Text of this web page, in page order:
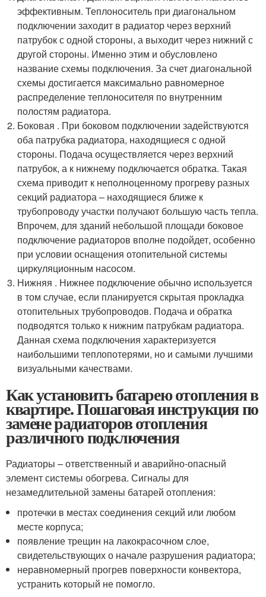
эффективным. Теплоноситель при диагональном
подключении заходит в радиатор через верхний
патрубок с одной стороны, а выходит через нижний с
другой стороны. Именно этим и обусловлено
название схемы подключения. За счет диагональной
схемы достигается максимально равномерное
распределение теплоносителя по внутренним
полостям радиатора.
Боковая . При боковом подключении задействуются
оба патрубка радиатора, находящиеся с одной
стороны. Подача осуществляется через верхний
патрубок, а к нижнему подключается обратка. Такая
схема приводит к неполноценному прогреву разных
секций радиатора – находящиеся ближе к
трубопроводу участки получают большую часть тепла.
Впрочем, для зданий небольшой площади боковое
подключение радиаторов вполне подойдет, особенно
при условии оснащения отопительной системы
циркуляционным насосом.
Нижняя . Нижнее подключение обычно используется
в том случае, если планируется скрытая прокладка
отопительных трубопроводов. Подача и обратка
подводятся только к нижним патрубкам радиатора.
Данная схема подключения характеризуется
наибольшими теплопотерями, но и самыми лучшими
визуальными качествами.
Как установить батарею отопления в
квартире. Пошаговая инструкция по
замене радиаторов отопления
различного подключения
Радиаторы – ответственный и аварийно-опасный
элемент системы обогрева. Сигналы для
незамедлительной замены батарей отопления:
протечки в местах соединения секций или любом
месте корпуса;
появление трещин на лакокрасочном слое,
свидетельствующих о начале разрушения радиатора;
неравномерный прогрев поверхности конвектора,
устранить который не помогло.